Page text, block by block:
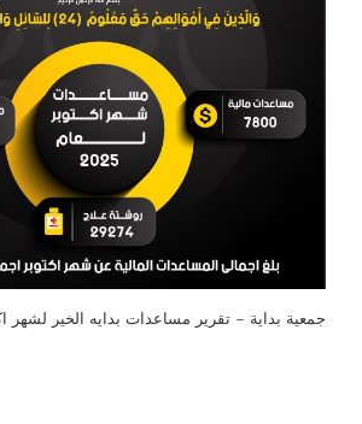
جمعية بداية – تقرير مساعدات بدايه الخير لشهر